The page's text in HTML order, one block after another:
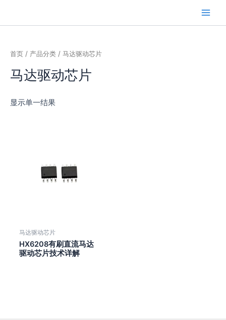
Main
首页 / 产品分类 / 马达驱动芯片
马达驱动芯片
显示单一结果
马达驱动芯片
HX6208有刷直流马达
驱动芯片技术详解